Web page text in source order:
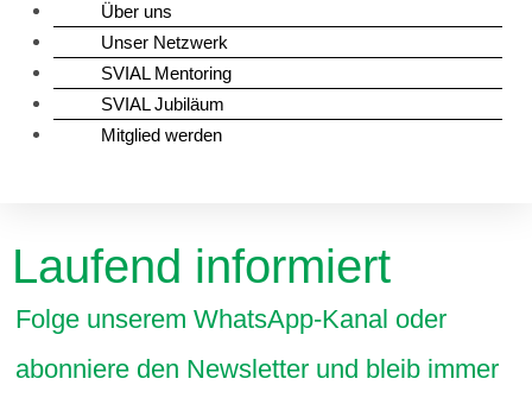
Über uns
Unser Netzwerk
SVIAL Mentoring
SVIAL Jubiläum
Mitglied werden
Laufend informiert
Folge unserem WhatsApp-Kanal oder
abonniere den Newsletter und bleib immer